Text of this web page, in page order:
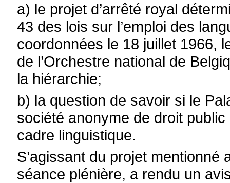
a) le projet d’arrêté royal
43 des lois sur l’emploi des
coordonnées le 18 juillet 1966,
de l’Orchestre national de
la hiérarchie;
b) la question de savoir si le
société anonyme de droit
cadre linguistique.
S’agissant du projet
séance plénière, a rendu un